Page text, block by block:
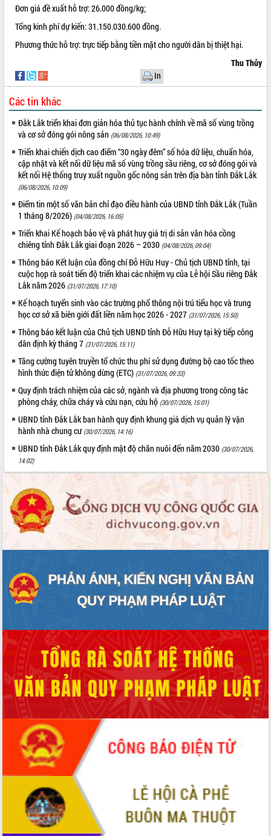
Tháo gỡ những vướng mắc, đẩy mạnh
công tác cải cách thủ tục hành chính
công tỉnh
thi Sáng tạo Kỹ thuật 2024 - 2025
Đắk Lắk rà soát, điều chỉnh Đề án 190
về phát triển nuôi trồng thủy sản
Phó Chủ tịch UBND tỉnh Đắk Lắk
Trương Công Thái kiểm tra thực địa
Dự án cao tốc Khánh Hòa - Buôn Ma
Thuột
Định vị cà phê Việt Nam như một “di
sản sống” trong dòng chảy toàn cầu
sống người dân từ những mô hình thiết
thực
Quyết liệt tháo gỡ vướng mắc, đẩy
nhanh tiến độ các dự án trọng điểm
trong Khu kinh tế Nam Phú Yên
Hòn Yến phát triển du lịch gắn với bảo
tồn biển
Lấy ý kiến điều chỉnh Quy hoạch tỉnh
Đắk Lắk thời kỳ 2021-2030, tầm nhìn
đến năm 2050
Phát động chiến dịch 30 ngày đêm
giải phóng mặt bằng Tuyến đường bộ
ven biển
Đắk Lắk nỗ lực thúc đẩy tăng trưởng
kinh tế từ 10% trở lên trong Quý
II/2026
Đắk Lắk ký kết thỏa thuận hợp tác về
chuyển đổi số giai đoạn 2026 – 2030
với Tập đoàn Bưu chính Viễn thông
Việt Nam
Thứ trưởng Bộ Y tế làm việc với tỉnh
Đắk Lắk về phát triển nhân lực y tế
cho trạm y tế cấp xã
Du lịch Đắk Lắk nâng tầm trải nghiệm
du khách thông qua Hệ thống cơ sở dữ
liệu và Bản đồ số
Tập huấn ứng dụng trí tuệ nhân tạo (AI)
Đoàn đại biểu Quốc hội tỉnh Đắk Lắk
trao đổi thông tin trước Kỳ họp thứ
nhất, Quốc hội khóa XVI
thông nguồn lực phát triển
Nâng cao hiệu lực, hiệu quả HĐND
tỉnh thông qua hiện đại hóa hành chính
Xã Ea Phê gắn cải cách hành chính với
chuyển đổi số
Phó Chủ tịch Thường trực UBND tỉnh
Hồ Thị Nguyên Thảo làm việc tại Trung
tâm Phục vụ hành chính công xã Ea
Phê
Xây dựng nền hành chính số đồng
hành cùng nông dân dân, doanh nghiệp
Giai đoạn 2026-2030, Đắk Lắk phấn
đấu có 77% xã đạt chuẩn nông thôn
Chuyển đổi số 'mở đường' cho nông
nghiệp Đắk Lắk tăng trưởng bứt phá
Đơn giá đề xuất hỗ trợ: 26.000 đồng/kg;
Tổng kinh phí dự kiến: 31.150.030.600 đồng.
Phương thức hỗ trợ: trực tiếp bằng tiền mặt cho người dân bị thiệt hại.
Thu Thủy
In
Các tin khác
Đắk Lắk triển khai đơn giản hóa thủ tục hành chính về mã số vùng trồng
và cơ sở đóng gói nông sản (06/08/2026, 10:49)
Triển khai chiến dịch cao điểm “30 ngày đêm” số hóa dữ liệu, chuẩn hóa,
cập nhật và kết nối dữ liệu mã số vùng trồng sầu riêng, cơ sở đóng gói và
kết nối Hệ thống truy xuất nguồn gốc nông sản trên địa bàn tỉnh Đắk Lắk
(06/08/2026, 10:09)
Điểm tin một số văn bản chỉ đạo điều hành của UBND tỉnh Đắk Lắk (Tuần
1 tháng 8/2026) (04/08/2026, 16:05)
Triển khai Kế hoạch bảo vệ và phát huy giá trị di sản văn hóa cồng
chiêng tỉnh Đắk Lắk giai đoạn 2026 – 2030 (04/08/2026, 09:04)
Thông báo Kết luận của đồng chí Đỗ Hữu Huy - Chủ tịch UBND tỉnh, tại
cuộc họp rà soát tiến độ triển khai các nhiệm vụ của Lễ hội Sầu riêng Đắk
Lắk năm 2026 (31/07/2026, 17:10)
Kế hoạch tuyển sinh vào các trường phổ thông nội trú tiểu học và trung
học cơ sở xã biên giới đất liền năm học 2026 - 2027 (31/07/2026, 15:50)
Thông báo kết luận của Chủ tịch UBND tỉnh Đỗ Hữu Huy tại kỳ tiếp công
dân định kỳ tháng 7 (31/07/2026, 15:11)
Tăng cường tuyên truyền tổ chức thu phí sử dụng đường bộ cao tốc theo
hình thức điện tử không dừng (ETC) (31/07/2026, 09:33)
Quy định trách nhiệm của các sở, ngành và địa phương trong công tác
phòng cháy, chữa cháy và cứu nạn, cứu hộ (30/07/2026, 15:01)
UBND tỉnh Đắk Lắk ban hành quy định khung giá dịch vụ quản lý vận
hành nhà chung cư (30/07/2026, 14:16)
UBND tỉnh Đắk Lắk quy định mật độ chăn nuôi đến năm 2030 (30/07/2026,
14:02)